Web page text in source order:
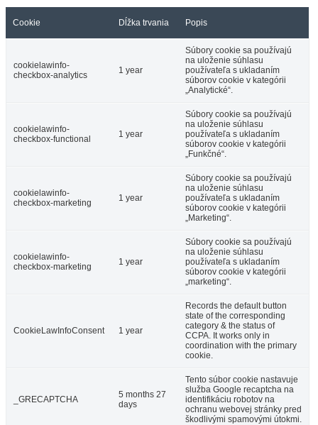
Cookie Dĺžka trvania Popis
cookielawinfo-
checkbox-analytics
1 year
Súbory cookie sa používajú
na uloženie súhlasu
používateľa s ukladaním
súborov cookie v kategórii
„Analytické“.
cookielawinfo-
checkbox-functional
1 year
Súbory cookie sa používajú
na uloženie súhlasu
používateľa s ukladaním
súborov cookie v kategórii
„Funkčné“.
cookielawinfo-
checkbox-marketing
1 year
Súbory cookie sa používajú
na uloženie súhlasu
používateľa s ukladaním
súborov cookie v kategórii
„Marketing“.
cookielawinfo-
checkbox-marketing
1 year
Súbory cookie sa používajú
na uloženie súhlasu
používateľa s ukladaním
súborov cookie v kategórii
„marketing“.
CookieLawInfoConsent 1 year
Records the default button
state of the corresponding
category & the status of
CCPA. It works only in
coordination with the primary
cookie.
_GRECAPTCHA
5 months 27
days
Tento súbor cookie nastavuje
služba Google recaptcha na
identifikáciu robotov na
ochranu webovej stránky pred
škodlivými spamovými útokmi.